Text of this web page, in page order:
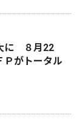
に ８月22
がトータル